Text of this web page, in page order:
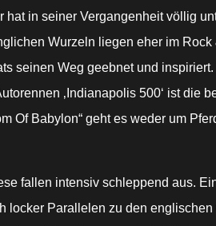
hat in seiner Vergangenheit völlig
Wurzeln liegen eher im
seinen Weg geebnet und
‚Indianapolis 500‘ ist die
Of Babylon“ geht es weder um
fallen intensiv schleppend aus.
locker Parallelen zu den